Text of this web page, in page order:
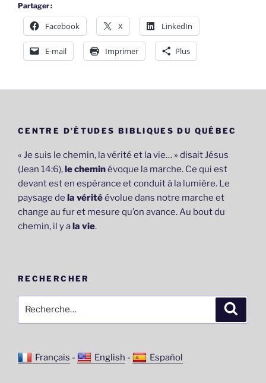
Partager :
Facebook X LinkedIn
E-mail Imprimer Plus
CENTRE D’ÉTUDES BIBLIQUES DU QUÉBEC
« Je suis le chemin, la vérité et la vie… » disait Jésus
(Jean 14:6),le cheminévoque la marche. Ce qui est
devant est en espérance et conduit à la lumière. Le
paysage de la véritéévolue dans notre marche et
change au fur et mesure qu’on avance. Au bout du
chemin, il y ala vie.
RECHERCHER
pour
Français - English - Español